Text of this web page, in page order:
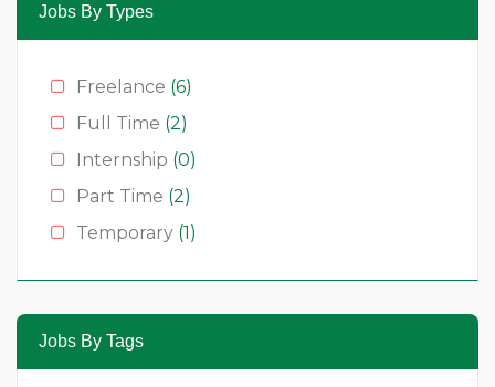
Jobs By Types
Freelance (6)
Full Time (2)
Internship (0)
Part Time (2)
Temporary (1)
Jobs By Tags